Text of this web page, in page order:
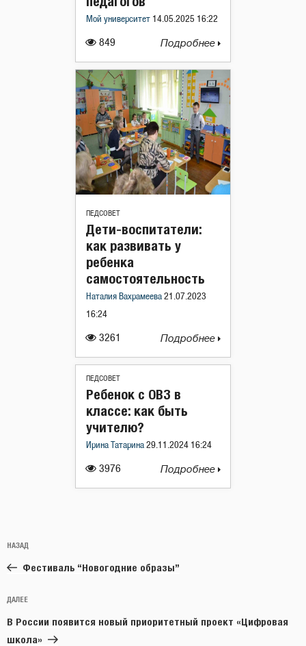
849
Мой университет 14.05.2025 16:22
Подробнее
ПЕДСОВЕТ
3261
Дети-воспитатели:
как развивать у
ребенка
самостоятельность
Наталия Вахрамеева 21.07.2023
16:24
Подробнее
ПЕДСОВЕТ
3976
Ребенок с ОВЗ в
классе: как быть
учителю?
Ирина Татарина 29.11.2024 16:24
Подробнее
по
записям
Предыдущая
запись:
НАЗАД
Фестиваль “Новогодние образы”
Следующая
запись
ДАЛЕЕ
В России появится новый приоритетный проект «Цифровая
школа»